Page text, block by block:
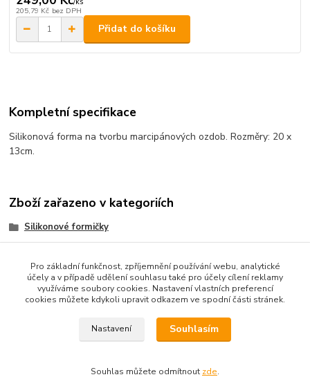
205,79 Kč bez DPH
Přidat do košíku
Kompletní specifikace
Silikonová forma na tvorbu marcipánových ozdob. Rozměry: 20 x
13cm.
Zboží zařazeno v kategoriích
Silikonové formičky
vystavit kupujícímu účtenku. Zároveň je povinen zaevidovat
přijatou tržbu u správce daně online; v případě technického
Pro základní funkčnost, zpříjemnění používání webu, analytické
účely a v případě udělení souhlasu také pro účely cílení reklamy
využíváme soubory cookies. Nastavení vlastních preferencí
cookies můžete kdykoli upravit odkazem ve spodní části stránek.
Nastavení Souhlasím
Souhlas můžete odmítnout zde.